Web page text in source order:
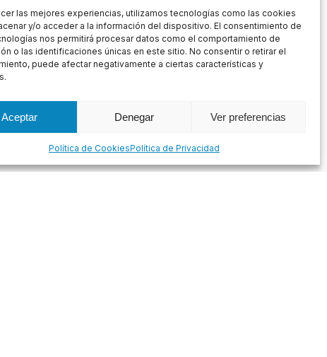
las mejores experiencias, utilizamos tecnologías como las cookies
y/o acceder a la información del dispositivo. El consentimiento de
nos permitirá procesar datos como el comportamiento de
o las identificaciones únicas en este sitio. No consentir o retirar el
puede afectar negativamente a ciertas características y
Aceptar Denegar Ver preferencias
Política de CookiesPolítica de Privacidad
el inmueble. En
necesidad. Utilizamos
el color y la protección
perm_phone_msg
× ¿HABLAMOS?